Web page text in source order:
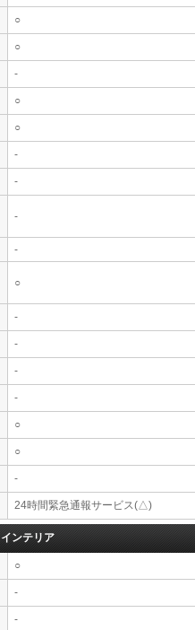
○
○
-
○
○
-
-
-
-
○
-
-
-
-
○
○
-
24時間緊急通報サービス(△)
インテリア
○
-
-